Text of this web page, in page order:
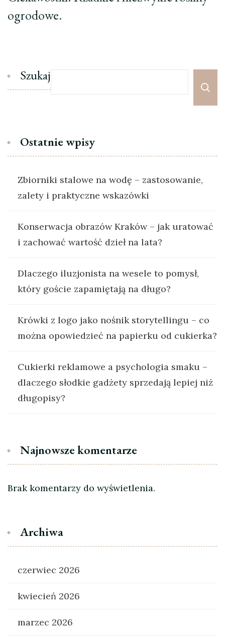
ogrodowe.
Szukaj
Ostatnie wpisy
Zbiorniki stalowe na wodę – zastosowanie,
zalety i praktyczne wskazówki
Konserwacja obrazów Kraków – jak uratować
i zachować wartość dzieł na lata?
Dlaczego iluzjonista na wesele to pomysł,
który goście zapamiętają na długo?
Krówki z logo jako nośnik storytellingu – co
można opowiedzieć na papierku od cukierka?
Cukierki reklamowe a psychologia smaku –
dlaczego słodkie gadżety sprzedają lepiej niż
długopisy?
Najnowsze komentarze
Brak komentarzy do wyświetlenia.
Archiwa
czerwiec 2026
kwiecień 2026
marzec 2026